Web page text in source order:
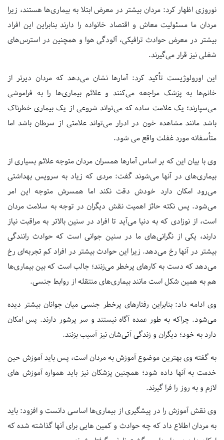
نوروزی اظهار کرد: مردان بیشتر در معرض ابتلا به بیماری‌ها هستند، زیرا
مردان ما مسئولیت معاش و اقتصاد خانواده را دارند بنابراین این افراد
بیشتر در معرض حوادث ترافیکی، آلودگی هوا و همچنین در استرس‌های
شغلی نیز قرار می‌گیرند.
این اورولوژیست تأکید کرد: آمارها نشان می‌دهد که مردان دیرتر از
خانم‌ها به پزشک مراجعه می‌کنند و علائم بیمار‌‌ی‌ها را به فراموشی
می‌سپارند؛ یک علامت ساده که می‌تواند شروعی از یک بیماری خطرناک
باشد مانند مشاهده خون در ادرار می‌تواند علامتی از سرطان باشد اما
متأسفانه مورد غفلت واقع می شود.
وی با بیان این که بر اساس آمارها همسران مردان متوجه علائم بسیاری از
بیماری‌های در آنها می‌شوند گفت: مردی که زیاد به سرویس بهداشتی
می‌رود امکان دارد خودش دقت نکند اما همسرش متوجه این امر
می‌شود. پس نکته حائز اهمیت نقش دیگران در توجه به سلامت مردان
است، از نوزادی که به دنیا می‌آید تا افراد در سنین بالاتر به مراقبت نیاز
دارند، یکی از نگرانی‌های ما در سنین جوانی است که حوادث رانندگی
بیشتر در آنها رخ می‌دهد. زیرا این حوادث بیشتر در افراد کم تجربه‌ای رخ
می‌دهد که دست به کارهای پرخطر می‌زنند؛ جالب است که بین بیماری‌ها
هم به همین شکل است مانند بیماری‌های منتقله از روابط جنسی.
وی ادامه داد: بنابراین رفتارهای پرخطر جنسی میان جوانان بیشتر دیده
می‌شود. چراکه به طور عمده آگاه نیستند و سر پرشور دارند. پس امکان
دارد به خود؛ دیگران و زندگی آتی‌شان نیز آسیب بزنند.
به گفته وی بهترین موضوع آموزش به مردان است، پس باید آموزش حین
خدمت به آنها داده شود؛ همچنین پزشکان نیز باید همواره آموزش های
لازم و به روز را فرا گیرند.
وی نقش آموزش را در پیشگیری از بیماری‌ها اساسی دانست و افزود: باید
به مردان اطلاع داد که چه حوادث و کمین هایی برای آنها گذاشته شده که